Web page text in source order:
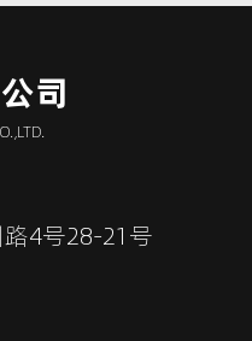
司
4号28-21号